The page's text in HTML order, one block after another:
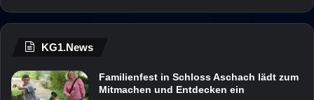
KG1.News
Familienfest in Schloss Aschach lädt zum
Mitmachen und Entdecken ein